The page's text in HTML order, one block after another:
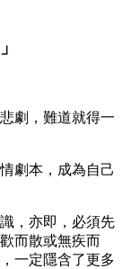
劇，難道就得一
劇本，成為自己
，亦即，必須先
而散或無疾而
一定隱含了更多